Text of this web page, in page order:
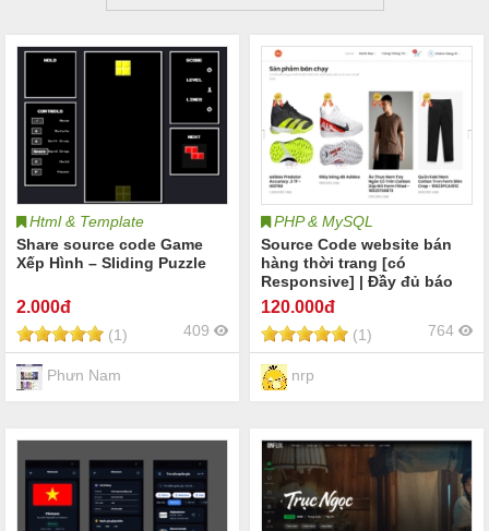
Html & Template
Share source code Game
Xếp Hình – Sliding Puzzle
2.000đ
(1) 409
Phưn Nam
PHP & MySQL
Source Code website bán
hàng thời trang [có
Responsive] | Đầy đủ báo
cáo website bán hàng thời
trang
120.000đ
(1) 764
nrp